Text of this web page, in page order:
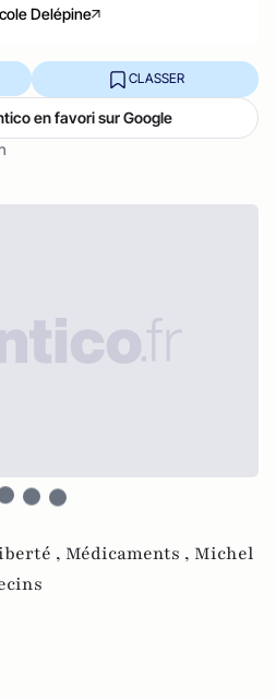
Delépine
CLASSER
en favori sur Google
, Médicaments , Michel